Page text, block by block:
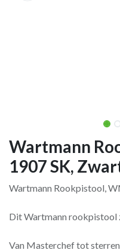
Wartmann
1907 SK,
Wartmann Rookpistool,
Dit Wartmann rookpistool
Van Masterchef tot